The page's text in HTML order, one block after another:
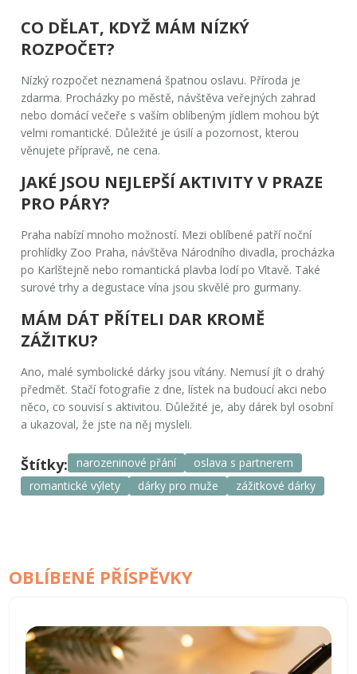
CO DĚLAT, KDYŽ MÁM NÍZKÝ
ROZPOČET?
Nízký rozpočet neznamená špatnou oslavu. Příroda je
zdarma. Procházky po městě, návštěva veřejných zahrad
nebo domácí večeře s vaším oblíbeným jídlem mohou být
velmi romantické. Důležité je úsilí a pozornost, kterou
věnujete přípravě, ne cena.
JAKÉ JSOU NEJLEPŠÍ AKTIVITY V PRAZE
PRO PÁRY?
Praha nabízí mnoho možností. Mezi oblíbené patří noční
prohlídky Zoo Praha, návštěva Národního divadla, procházka
po Karlštejně nebo romantická plavba lodí po Vltavě. Také
surové trhy a degustace vína jsou skvělé pro gurmany.
MÁM DÁT PŘÍTELI DAR KROMĚ
ZÁŽITKU?
Ano, malé symbolické dárky jsou vítány. Nemusí jít o drahý
předmět. Stačí fotografie z dne, lístek na budoucí akci nebo
něco, co souvisí s aktivitou. Důležité je, aby dárek byl osobní
a ukazoval, že jste na něj mysleli.
Štítky: narozeninové přání
oslava s partnerem
romantické výlety
dárky pro muže zážitkové dárky
OBLÍBENÉ PŘÍSPĚVKY